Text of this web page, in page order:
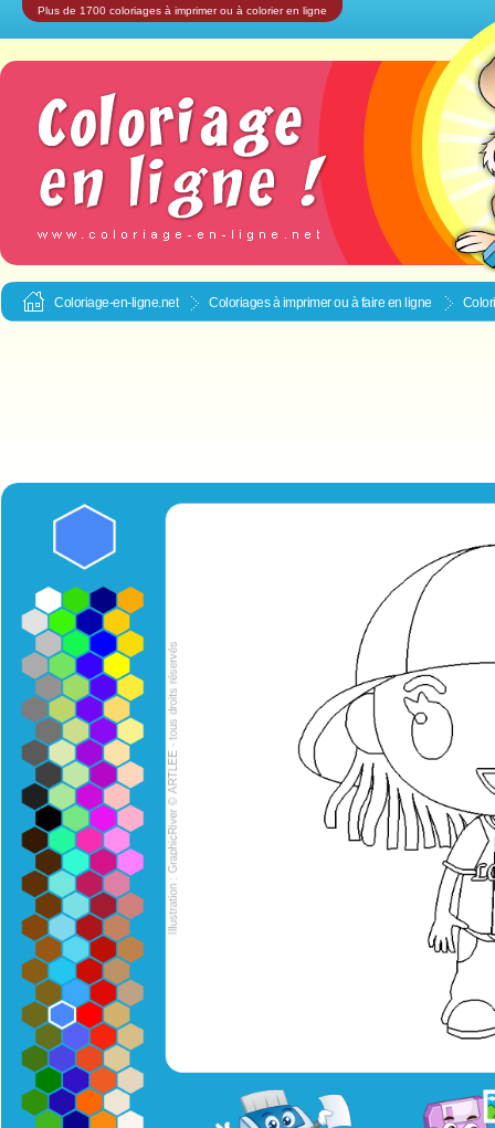
Plus de 1700 coloriages à imprimer ou à colorier en ligne
Coloriage-en-ligne.net Coloriages à imprimer ou à faire en ligne